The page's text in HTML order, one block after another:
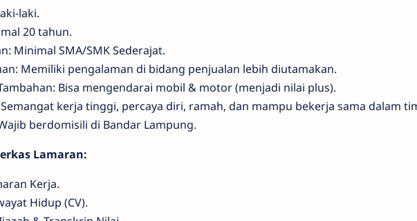
laki.
20 tahun.
Minimal SMA/SMK Sederajat.
Memiliki pengalaman di bidang penjualan lebih diutamakan.
Bisa mengendarai mobil & motor (menjadi nilai plus).
kerja tinggi, percaya diri, ramah, dan mampu bekerja sama dalam
berdomisili di Bandar Lampung.
Lamaran:
Kerja.
Hidup (CV).